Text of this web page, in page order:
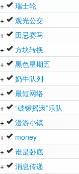
+ 瑞士轮
+ 观光公交
+ 田忌赛马
+ 方块转换
+ 黑色星期五
+ 奶牛队列
+ 最短网络
+ “破锣摇滚”乐队
+ 漫游小镇
+ money
+ 谁是卧底
+ 消息传递